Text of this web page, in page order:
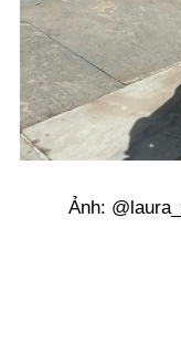
Ảnh: